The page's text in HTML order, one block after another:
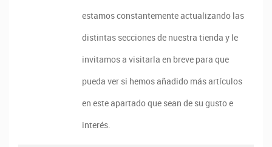
estamos constantemente actualizando las
distintas secciones de nuestra tienda y le
invitamos a visitarla en breve para que
pueda ver si hemos añadido más artículos
en este apartado que sean de su gusto e
interés.